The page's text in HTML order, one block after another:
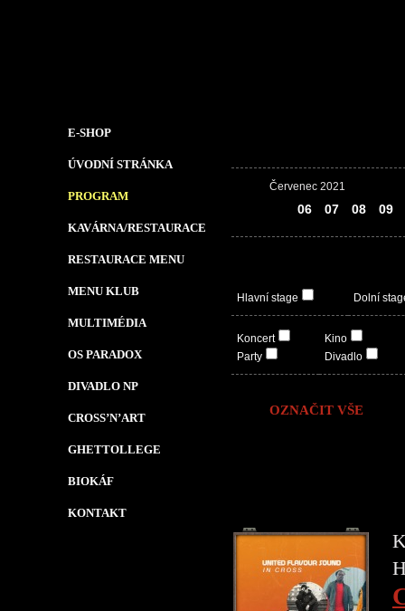
E-SHOP
ÚVODNÍ STRÁNKA
PROGRAM
KAVÁRNA/RESTAURACE
RESTAURACE MENU
MENU KLUB
MULTIMÉDIA
OS PARADOX
DIVADLO NP
CROSS’N’ART
GHETTOLLEGE
BIOKÁF
KONTAKT
Červenec 2021
06 07 08 09
Hlavní stage Dolní
Koncert
Party
Kino
Divadlo
OZNAČIT VŠE